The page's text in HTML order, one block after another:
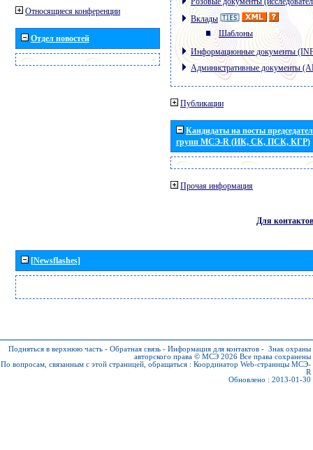
Относящиеся конференции
Отдел новостей
Вклады
Шаблоны
Информационные документы
Административные документы
Публикации
Кандидаты на посты
групп МСЭ-R (ИК, СК, ПСК, КГР)
Прочая информация
Для контактов
[Newsflashes]
Подняться в верхнюю часть - Обратная связь - Информация для контактов - Знак охраны
авторского права © МСЭ 2026 Все права сохранены
По вопросам, связанным с этой страницей, обращаться : Координатор Web-страницы МСЭ-
R
Обновлено : 2013-01-30